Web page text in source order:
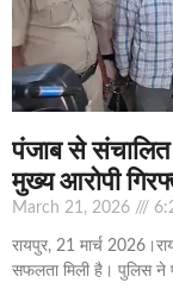
पंजाब से संचालित
मुख्य आरोपी
March 21, 2026
रायपुर, 21 मार्च
सफलता मिली है। पुलिस ने